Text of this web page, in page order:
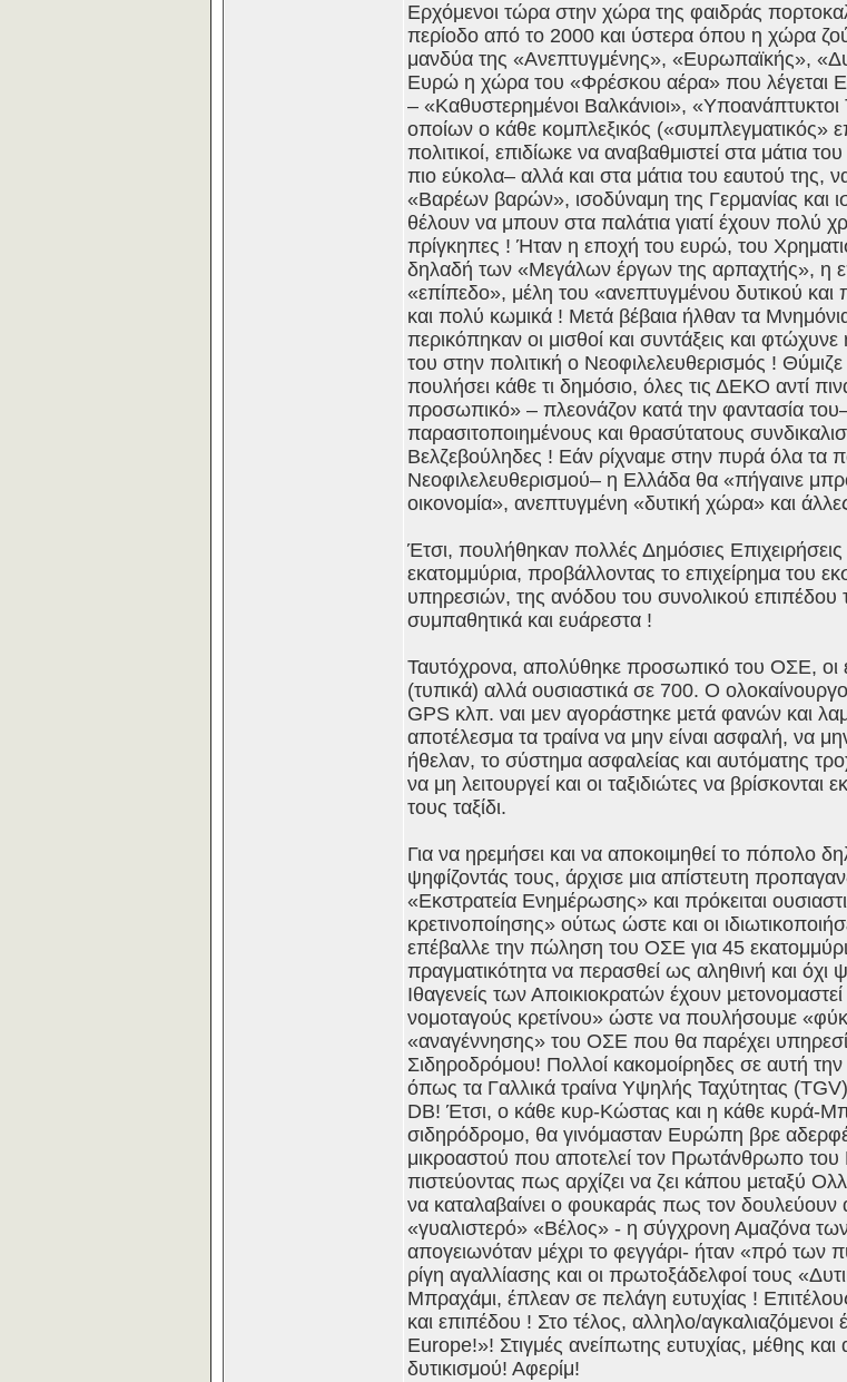
Ερχόμενοι τώρα στην χώρα της φαιδράς
περίοδο από το 2000 και ύστερα όπου η χώρα
μανδύα της «Ανεπτυγμένης», «Ευρωπαϊκής»,
Ευρώ η χώρα του «Φρέσκου αέρα» που λέγεται
– «Καθυστερημένοι Βαλκάνιοι»,
οποίων ο κάθε κομπλεξικός («συμπλεγματικός»
πολιτικοί, επιδίωκε να αναβαθμιστεί στα μάτια
πιο εύκολα– αλλά και στα μάτια του εαυτού
«Βαρέων βαρών», ισοδύναμη της Γερμανίας και
θέλουν να μπουν στα παλάτια γιατί έχουν πολύ
πρίγκηπες ! Ήταν η εποχή του ευρώ, του
δηλαδή των «Μεγάλων έργων της αρπαχτής», η
«επίπεδο», μέλη του «ανεπτυγμένου δυτικού
και πολύ κωμικά ! Μετά βέβαια ήλθαν τα
περικόπηκαν οι μισθοί και συντάξεις και
του στην πολιτική ο Νεοφιλελευθερισμός !
πουλήσει κάθε τι δημόσιο, όλες τις ΔΕΚΟ αντί
προσωπικό» – πλεονάζον κατά την φαντασία
παρασιτοποιημένους και θρασύτατους
Βελζεβούληδες ! Εάν ρίχναμε στην πυρά όλα
Νεοφιλελευθερισμού– η Ελλάδα θα «πήγαινε
οικονομία», ανεπτυγμένη «δυτική χώρα» και
Έτσι, πουλήθηκαν πολλές Δημόσιες
εκατομμύρια, προβάλλοντας το επιχείρημα του
υπηρεσιών, της ανόδου του συνολικού
συμπαθητικά και ευάρεστα !
Ταυτόχρονα, απολύθηκε προσωπικό του ΟΣΕ, οι
(τυπικά) αλλά ουσιαστικά σε 700. Ο
GPS κλπ. ναι μεν αγοράστηκε μετά φανών και
αποτέλεσμα τα τραίνα να μην είναι ασφαλή, να
ήθελαν, το σύστημα ασφαλείας και αυτόματης
να μη λειτουργεί και οι ταξιδιώτες να
τους ταξίδι.
Για να ηρεμήσει και να αποκοιμηθεί το πόπολο
ψηφίζοντάς τους, άρχισε μια απίστευτη
«Εκστρατεία Ενημέρωσης» και πρόκειται
κρετινοποίησης» ούτως ώστε και οι
επέβαλλε την πώληση του ΟΣΕ για 45
πραγματικότητα να περασθεί ως αληθινή και όχι
Ιθαγενείς των Αποικιοκρατών έχουν
νομοταγούς κρετίνου» ώστε να πουλήσουμε
«αναγέννησης» του ΟΣΕ που θα παρέχει
Σιδηροδρόμου! Πολλοί κακομοίρηδες σε αυτή
όπως τα Γαλλικά τραίνα Υψηλής Ταχύτητας
DB! Έτσι, ο κάθε κυρ-Κώστας και η κάθε κυρά-
σιδηρόδρομο, θα γινόμασταν Ευρώπη βρε
μικροαστού που αποτελεί τον Πρωτάνθρωπο
πιστεύοντας πως αρχίζει να ζει κάπου μεταξύ
να καταλαβαίνει ο φουκαράς πως τον
«γυαλιστερό» «Βέλος» - η σύγχρονη Αμαζόνα
απογειωνόταν μέχρι το φεγγάρι- ήταν «πρό
ρίγη αγαλλίασης και οι πρωτοξάδελφοί τους
Μπραχάμι, έπλεαν σε πελάγη ευτυχίας !
και επιπέδου ! Στο τέλος, αλληλο/
Europe!»! Στιγμές ανείπωτης ευτυχίας, μέθης
δυτικισμού! Αφερίμ!